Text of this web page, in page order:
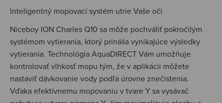
Inteligentný mopovací systém utrie Vaše oči
Niceboy ION Charles Q10 sa môže pochváliť pokročilým
systémom vytierania, ktorý prináša vynikajúce výsledky
vytierania. Technológia AquaDIRECT Vám umožňuje
kontrolovať vlhkosť mopu tým, že v aplikácii môžete
nastaviť dávkovanie vody podľa úrovne znečistenia.
Vďaka efektívnemu mopovaniu v tvare Y sa vysávač